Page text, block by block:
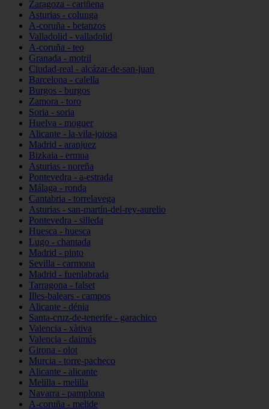
Zaragoza - cariñena
Asturias - colunga
A-coruña - betanzos
Valladolid - valladolid
A-coruña - teo
Granada - motril
Ciudad-real - alcázar-de-san-juan
Barcelona - calella
Burgos - burgos
Zamora - toro
Soria - soria
Huelva - moguer
Alicante - la-vila-joiosa
Madrid - aranjuez
Bizkaia - ermua
Asturias - noreña
Pontevedra - a-estrada
Málaga - ronda
Cantabria - torrelavega
Asturias - san-martín-del-rey-aurelio
Pontevedra - silleda
Huesca - huesca
Lugo - chantada
Madrid - pinto
Sevilla - carmona
Madrid - fuenlabrada
Tarragona - falset
Illes-balears - campos
Alicante - dénia
Santa-cruz-de-tenerife - garachico
Valencia - xàtiva
Valencia - daimús
Girona - olot
Murcia - torre-pacheco
Alicante - alicante
Melilla - melilla
Navarra - pamplona
A-coruña - melide